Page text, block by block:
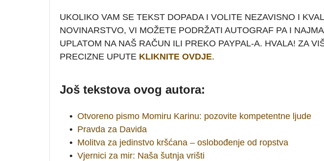
UKOLIKO VAM SE TEKST DOPADA I VOLITE NEZAVISNO I
NOVINARSTVO, VI MOŽETE PODRŽATI AUTOGRAF PA I
UPLATOM NA NAŠ RAČUN ILI PREKO PAYPAL-A. HVALA! ZA
PRECIZNE UPUTE KLIKNITE OVDJE.
Još tekstova ovog autora:
• Otvoreno pismo Momiru Karinu: pozovite kompetentne ljude
• Pravda za Davida
• Molitva za jedinstvo kršćana – oslobođenje od ropstva
• Vjernici za mir: Naša šutnja vrišti